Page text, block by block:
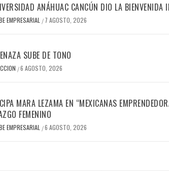
ANÁHUAC CANCÚN DIO LA
EMPRESARIAL / 7 AGOSTO, 2026
SUBE DE TONO
/6 AGOSTO, 2026
MARA LEZAMA EN “MEXICANAS
FEMENINO
EMPRESARIAL /6 AGOSTO, 2026